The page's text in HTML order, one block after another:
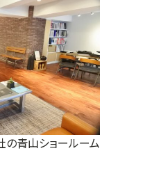
の青山ショールーム